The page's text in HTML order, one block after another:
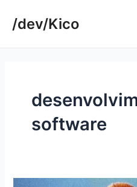
para/dev/Kico
software